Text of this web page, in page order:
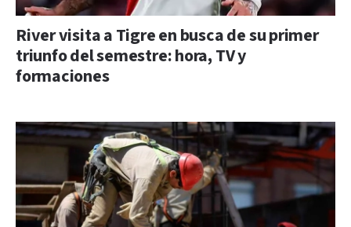
River visita a Tigre en busca de su primer
triunfo del semestre: hora, TV y
formaciones